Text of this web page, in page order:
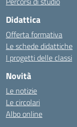
Didattica
Offerta formativa
Le schede didattiche
I progetti delle classi
Novità
Le notizie
Le circolari
Albo online